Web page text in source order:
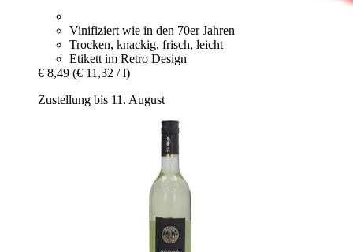
Vinifiziert wie in den 70er Jahren
Trocken, knackig, frisch, leicht
Etikett im Retro Design
€ 8,49 (€ 11,32 / l)
Zustellung bis 11. August